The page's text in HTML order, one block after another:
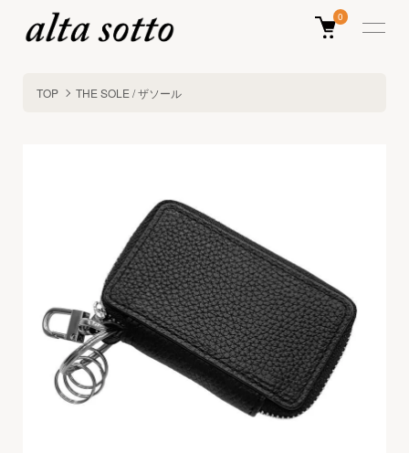
0
TOP THE SOLE / ザソール